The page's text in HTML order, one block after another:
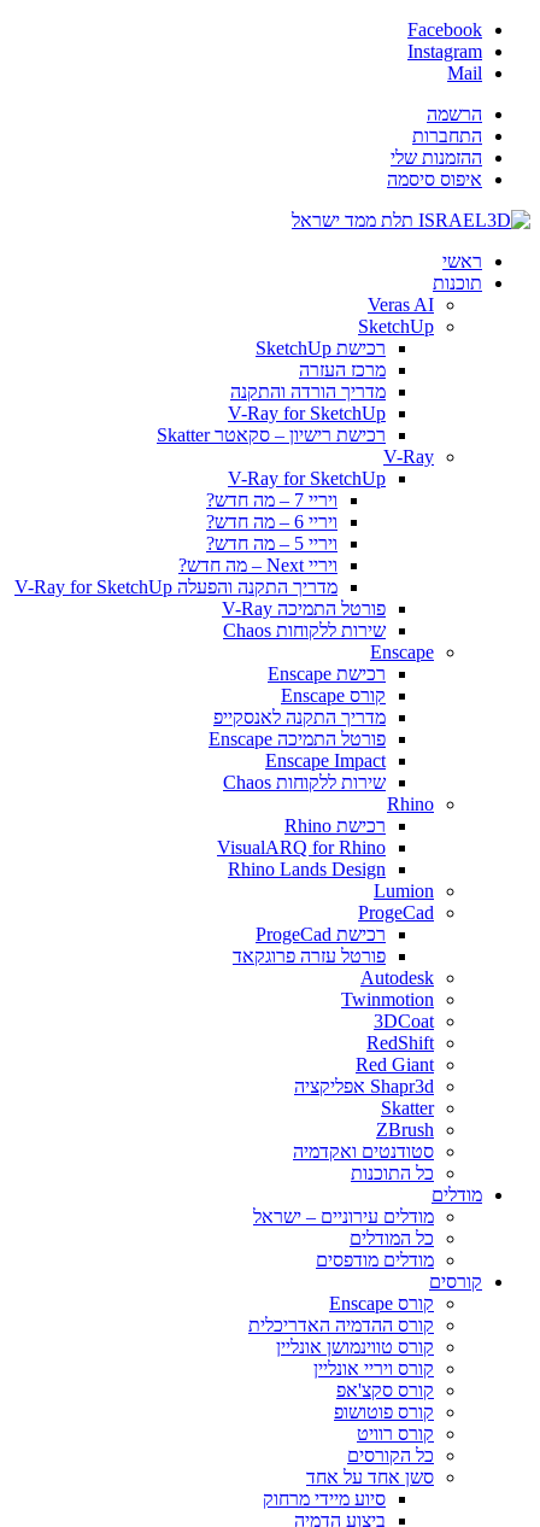
Facebook
Instagram
Mail
הרשמה
התחברות
ההזמנות שלי
איפוס סיסמה
ראשי
תוכנות
Veras AI
SketchUp
רכישת SketchUp
מרכז העזרה
מדריך הורדה והתקנה
V-Ray for SketchUp
רכישת רישיון – סקאטר Skatter
V-Ray
V-Ray for SketchUp
ויריי 7 – מה חדש?
ויריי 6 – מה חדש?
ויריי 5 – מה חדש?
ויריי Next – מה חדש?
מדריך התקנה והפעלה V-Ray for SketchUp
פורטל התמיכה V-Ray
שירות ללקוחות Chaos
Enscape
רכישת Enscape
קורס Enscape
מדריך התקנה לאנסקייפ
פורטל התמיכה Enscape
Enscape Impact
שירות ללקוחות Chaos
Rhino
רכישת Rhino
VisualARQ for Rhino
Rhino Lands Design
Lumion
ProgeCad
רכישת ProgeCad
פורטל עזרה פרוגקאד
Autodesk
Twinmotion
3DCoat
RedShift
Red Giant
Shapr3d אפליקציה
Skatter
ZBrush
סטודנטים ואקדמיה
כל התוכנות
מודלים
מודלים עירוניים – ישראל
כל המודלים
מודלים מודפסים
קורסים
קורס Enscape
קורס ההדמיה האדריכלית
קורס טווינמושן אונליין
קורס ויריי אונליין
קורס סקצ'אפ
קורס פוטושופ
קורס רוויט
כל הקורסים
סשן אחד על אחד
סיוע מיידי מרחוק
ביצוע הדמיה